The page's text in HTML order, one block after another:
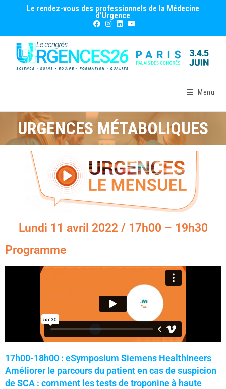
Le rendez-vous des professionnels de la Médecine
d'Urgence
Menu
URGENCES MÉTABOLIQUES
Lundi 11 avril 2022 / 17h00 – 19h30
Programme
17h00-18h00 : eSymposium Siemens Healthineers
Améliorer le parcours du patient en cas de suspicion
de SCA : comment les tests de troponine à haute